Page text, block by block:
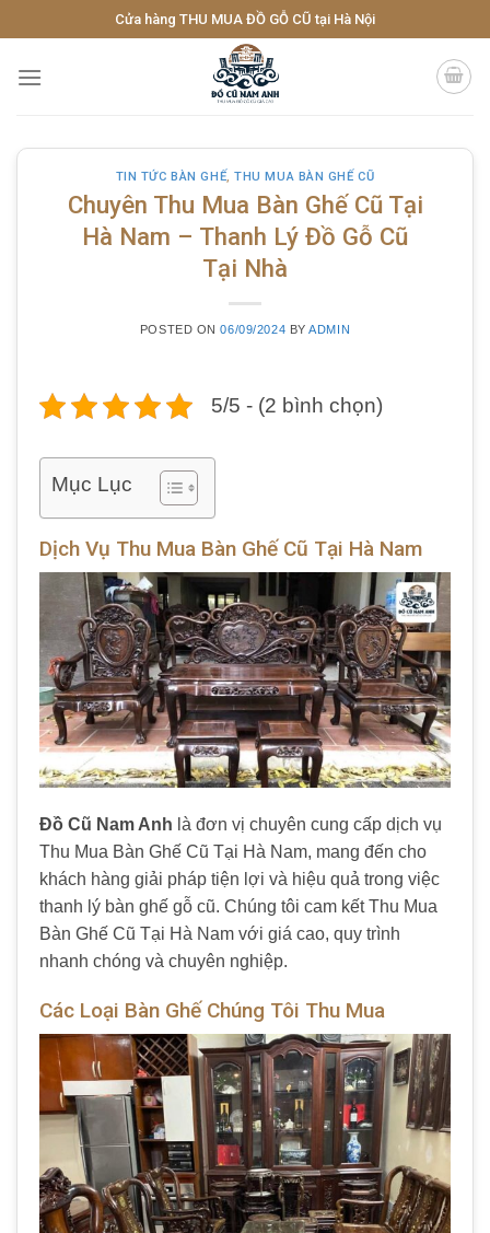
to
content
Cửa hàng THU MUA ĐỒ GỖ CŨ tại Hà Nội
TIN TỨC BÀN GHẾ,THU MUA BÀN GHẾ CŨ
Chuyên Thu Mua Bàn Ghế Cũ Tại
Hà Nam – Thanh Lý Đồ Gỗ Cũ
Tại Nhà
POSTED ON06/09/2024 BYADMIN
5/5 - (2 bình chọn)
Mục Lục
Dịch Vụ Thu Mua Bàn Ghế Cũ Tại Hà Nam
Đồ Cũ Nam Anh là đơn vị chuyên cung cấp dịch vụ
Thu Mua Bàn Ghế Cũ Tại Hà Nam, mang đến cho
khách hàng giải pháp tiện lợi và hiệu quả trong việc
thanh lý bàn ghế gỗ cũ. Chúng tôi cam kết Thu Mua
Bàn Ghế Cũ Tại Hà Nam với giá cao, quy trình
nhanh chóng và chuyên nghiệp.
Các Loại Bàn Ghế Chúng Tôi Thu Mua